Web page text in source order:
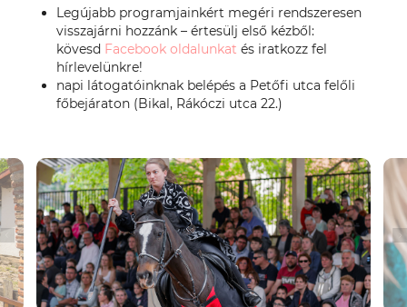
Legújabb programjainkért megéri rendszeresen
visszajárni hozzánk – értesülj első kézből:
kövesd Facebook oldalunkat és iratkozz fel
hírlevelünkre!
napi látogatóinknak belépés a Petőfi utca felőli
főbejáraton (Bikal, Rákóczi utca 22.)